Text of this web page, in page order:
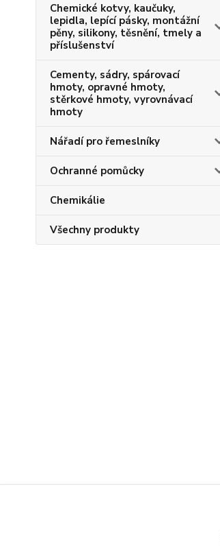
Chemické kotvy, kaučuky,
lepidla, lepící pásky, montážní
pěny, silikony, těsnění, tmely a
příslušenství
Cementy, sádry, spárovací
hmoty, opravné hmoty,
stěrkové hmoty, vyrovnávací
hmoty
Nářadí pro řemeslníky
Ochranné pomůcky
Chemikálie
Všechny produkty